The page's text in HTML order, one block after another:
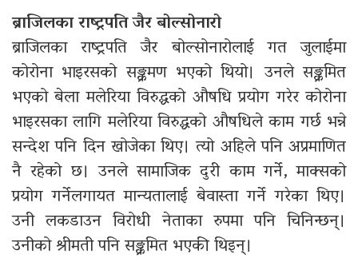
ब्राजिलका राष्ट्रपति जैर बोल्सोनारो
ब्राजिलका राष्ट्रपति जैर बोल्सोनारोलाई गत जुलाईमा
कोरोना भाइरसको सङ्क्रमण भएको थियो। उनले सङ्क्रमित
भएको बेला मलेरिया विरुद्धको औषधि प्रयोग गरेर कोरोना
भाइरसका लागि मलेरिया विरुद्धको औषधिले काम गर्छ भन्ने
सन्देश पनि दिन खोजेका थिए। त्यो अहिले पनि अप्रमाणित
नै रहेको छ। उनले सामाजिक दुरी काम गर्ने, माक्सको
प्रयोग गर्नेलगायत मान्यतालाई बेवास्ता गर्ने गरेका थिए।
उनी लकडाउन विरोधी नेताका रुपमा पनि चिनिन्छन्।
उनीको श्रीमती पनि सङ्क्रमित भएकी थिइन्।